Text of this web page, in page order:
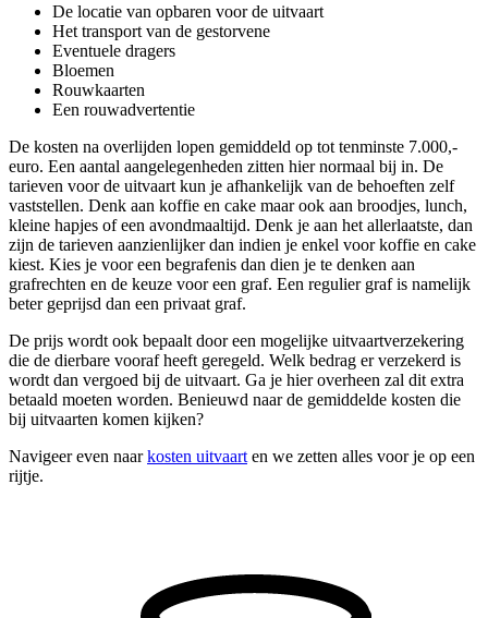
De locatie van opbaren voor de uitvaart
Het transport van de gestorvene
Eventuele dragers
Bloemen
Rouwkaarten
Een rouwadvertentie
De kosten na overlijden lopen gemiddeld op tot tenminste 7.000,-
euro. Een aantal aangelegenheden zitten hier normaal bij in. De
tarieven voor de uitvaart kun je afhankelijk van de behoeften zelf
vaststellen. Denk aan koffie en cake maar ook aan broodjes, lunch,
kleine hapjes of een avondmaaltijd. Denk je aan het allerlaatste, dan
zijn de tarieven aanzienlijker dan indien je enkel voor koffie en cake
kiest. Kies je voor een begrafenis dan dien je te denken aan
grafrechten en de keuze voor een graf. Een regulier graf is namelijk
beter geprijsd dan een privaat graf.
De prijs wordt ook bepaalt door een mogelijke uitvaartverzekering
die de dierbare vooraf heeft geregeld. Welk bedrag er verzekerd is
wordt dan vergoed bij de uitvaart. Ga je hier overheen zal dit extra
betaald moeten worden. Benieuwd naar de gemiddelde kosten die
bij uitvaarten komen kijken?
Navigeer even naarkosten uitvaart en we zetten alles voor je op een
rijtje.